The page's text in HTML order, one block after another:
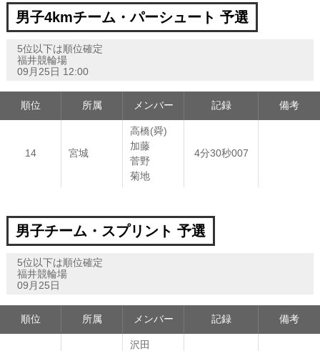
男子4kmチーム・パーシュート 予選
5位以下は順位確定
福井競輪場
09月25日 12:00
順位 所属 メンバー 記録 備考
14 宮城
高橋(舜)
加藤
菅野
菊地
4分30秒007
男子チーム・スプリント 予選
5位以下は順位確定
福井競輪場
09月25日
順位 所属 メンバー 記録 備考
沢田